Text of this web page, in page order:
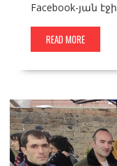
Facebook-յան
READ MORE